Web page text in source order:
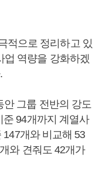
적으로 정리하고 있
업 역량을 강화하겠
안 그룹 전반의 강도
준 94개까지 계열사
147개와 비교해 53
와 견줘도 42개가